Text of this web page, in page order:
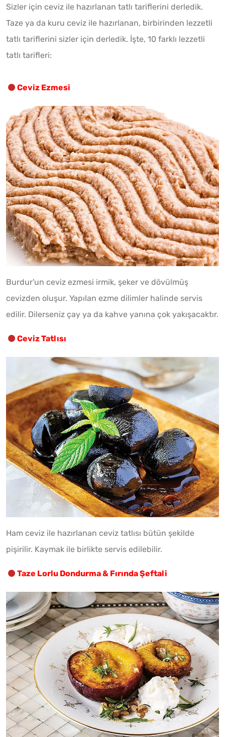
Sizler için ceviz ile hazırlanan tatlı tariflerini derledik.
Taze ya da kuru ceviz ile hazırlanan, birbirinden lezzetli
tatlı tariflerini sizler için derledik. İşte, 10 farklı lezzetli
tatlı tarifleri:
Ceviz Ezmesi
Burdur'un ceviz ezmesi irmik, şeker ve dövülmüş
cevizden oluşur. Yapılan ezme dilimler halinde servis
edilir. Dilerseniz çay ya da kahve yanına çok yakışacaktır.
Ceviz Tatlısı
Ham ceviz ile hazırlanan ceviz tatlısı bütün şekilde
pişirilir. Kaymak ile birlikte servis edilebilir.
Taze Lorlu Dondurma & Fırında Şeftali